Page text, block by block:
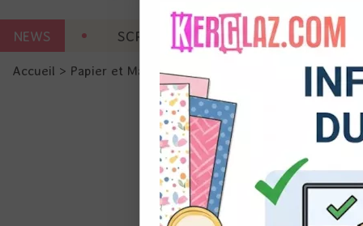
NEWS SCRAP CARTERIE MACHINES
Accueil > Papier et Matière Papier scrap imprimé >
Ils
et du
précises
Si vous
de la